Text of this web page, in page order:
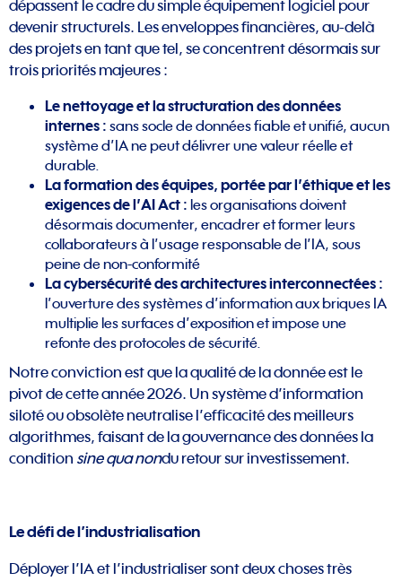
dépassent le cadre du simple équipement logiciel pour
devenir structurels. Les enveloppes financières, au-delà
des projets en tant que tel, se concentrent désormais sur
trois priorités majeures :
Le nettoyage et la structuration des données
internes : sans socle de données fiable et unifié, aucun
système d’IA ne peut délivrer une valeur réelle et
durable.
La formation des équipes, portée par l’éthique et les
exigences de l’AI Act : les organisations doivent
désormais documenter, encadrer et former leurs
collaborateurs à l’usage responsable de l’IA, sous
peine de non-conformité
La cybersécurité des architectures interconnectées :
l’ouverture des systèmes d’information aux briques IA
multiplie les surfaces d’exposition et impose une
refonte des protocoles de sécurité.
Notre conviction est que la qualité de la donnée est le
pivot de cette année 2026. Un système d’information
siloté ou obsolète neutralise l’efficacité des meilleurs
algorithmes, faisant de la gouvernance des données la
condition sine qua nondu retour sur investissement.
Le défi de l’industrialisation
Déployer l’IA et l’industrialiser sont deux choses très